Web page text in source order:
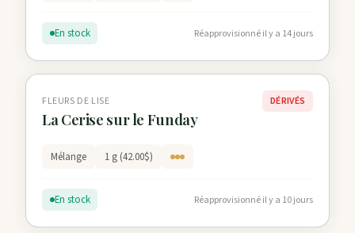
En stock Réapprovisionné il y a 14 jours
FLEURS DE LISE
La Cerise sur le Funday
DÉRIVÉS
Mélange 1 g (42.00$)
En stock Réapprovisionné il y a 10 jours